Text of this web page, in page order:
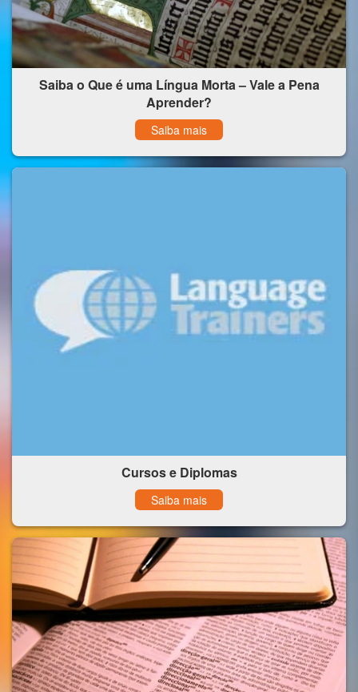
Saiba o Que é uma Língua Morta – Vale a Pena
Aprender?
Saiba mais
Cursos e Diplomas
Saiba mais